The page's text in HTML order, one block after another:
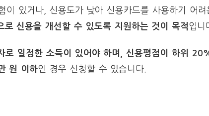
있거나, 신용도가 낮아 신용카드를 사용하기 어려
신용을 개선할 수 있도록 지원하는 것이 목적입니
로 일정한 소득이 있어야 하며, 신용평점이 하위
원 이하인 경우 신청할 수 있습니다.